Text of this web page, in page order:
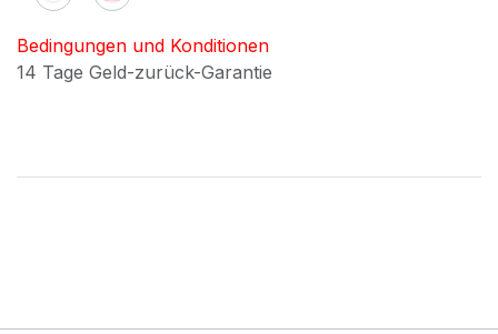
Bedingungen und Konditionen
14 Tage Geld-zurück-Garantie